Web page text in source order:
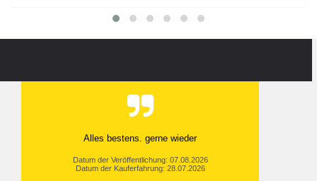
Alles bestens. gerne wieder
Datum der Veröffentlichung: 07.08.2026
Datum der Kauferfahrung: 28.07.2026